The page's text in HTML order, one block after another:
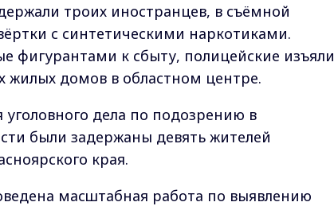
троих иностранцев, в съёмной
с синтетическими наркотиками.
фигурантами к сбыту, полицейские изъяли
жилых домов в областном центре.
дела по подозрению в
были задержаны девять жителей
края.
масштабная работа по выявлению